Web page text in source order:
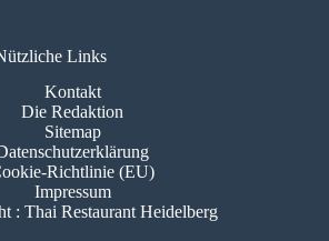
Links
Kontakt
Die Redaktion
Sitemap
Richtlinie (EU)
Impressum
: Thai Restaurant Heidelberg